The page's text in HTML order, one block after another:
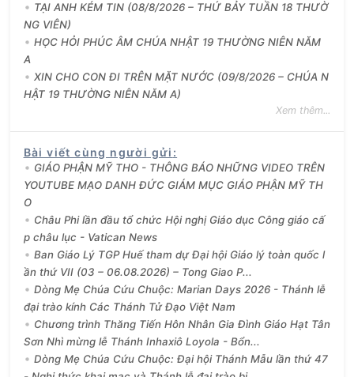
TẠI ANH KÉM TIN (08/8/2026 – THỨ BẢY TUẦN 18 THƯỜ
NG VIÊN)
HỌC HỎI PHÚC ÂM CHÚA NHẬT 19 THƯỜNG NIÊN NĂM
A
XIN CHO CON ĐI TRÊN MẶT NƯỚC (09/8/2026 – CHÚA N
HẬT 19 THƯỜNG NIÊN NĂM A)
Xem thêm...
Bài viết cùng người gửi :
GIÁO PHẬN MỸ THO - THÔNG BÁO NHỮNG VIDEO TRÊN
YOUTUBE MẠO DANH ĐỨC GIÁM MỤC GIÁO PHẬN MỸ TH
O
Châu Phi lần đầu tổ chức Hội nghị Giáo dục Công giáo cấ
p châu lục - Vatican News
Ban Giáo Lý TGP Huế tham dự Đại hội Giáo lý toàn quốc l
ần thứ VII (03 – 06.08.2026) – Tong Giao P...
Dòng Mẹ Chúa Cứu Chuộc: Marian Days 2026 - Thánh lễ
đại trào kính Các Thánh Tử Đạo Việt Nam
Chương trình Thăng Tiến Hôn Nhân Gia Đình Giáo Hạt Tân
Sơn Nhì mừng lễ Thánh Inhaxiô Loyola - Bổn...
Dòng Mẹ Chúa Cứu Chuộc: Đại hội Thánh Mẫu lần thứ 47